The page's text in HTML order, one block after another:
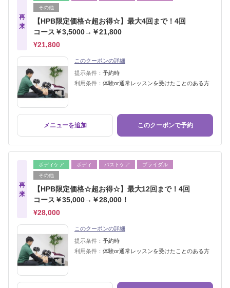
再
来
その他
【HPB限定価格☆超お得☆】最大4回まで！4回
コース￥3,5000→￥21,800
¥21,800
このクーポンの詳細
提示条件： 予約時
利用条件： 体験or通常レッスンを受けたことのある方
メニューを追加 このクーポンで予約
再
来
ボディケア ボディ バストケア
ブライダル
その他
【HPB限定価格☆超お得☆】最大12回まで！4回
コース￥35,000→￥28,000！
¥28,000
このクーポンの詳細
提示条件： 予約時
利用条件： 体験or通常レッスンを受けたことのある方